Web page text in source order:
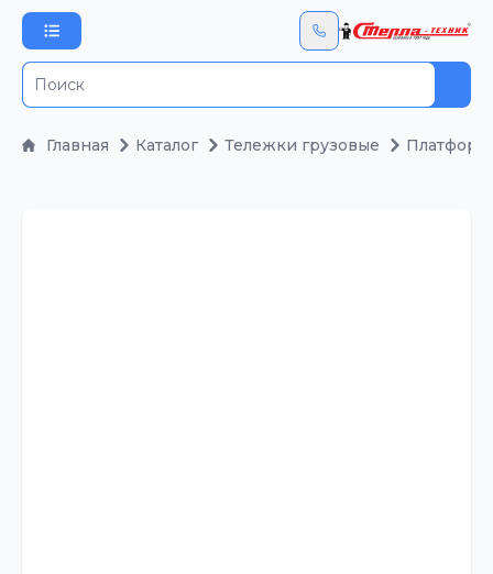
Главная Каталог Тележки грузовые